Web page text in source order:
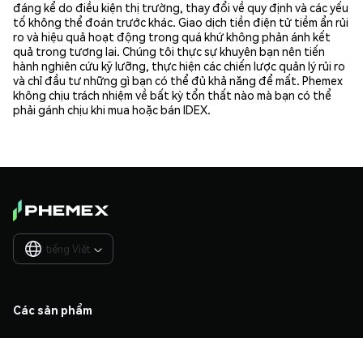
đáng kể do điều kiện thị trường, thay đổi về quy định và các yếu
tố không thể đoán trước khác. Giao dịch tiền điện tử tiềm ẩn rủi
ro và hiệu quả hoạt động trong quá khứ không phản ánh kết
quả trong tương lai. Chúng tôi thực sự khuyên bạn nên tiến
hành nghiên cứu kỹ lưỡng, thực hiện các chiến lược quản lý rủi ro
và chỉ đầu tư những gì bạn có thể đủ khả năng để mất. Phemex
không chịu trách nhiệm về bất kỳ tổn thất nào mà bạn có thể
phải gánh chịu khi mua hoặc bán IDEX.
tiếng Việt 
Các sản phẩm